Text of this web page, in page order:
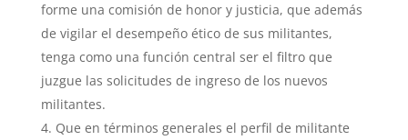
forme una comisión de honor y justicia, que además
de vigilar el desempeño ético de sus militantes,
tenga como una función central ser el filtro que
juzgue las solicitudes de ingreso de los nuevos
militantes.
Que en términos generales el perfil de militante